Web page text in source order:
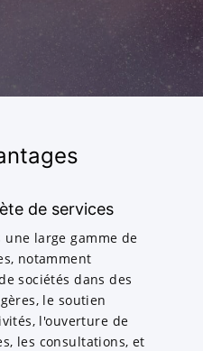
de services
large gamme de
notamment
sociétés dans des
le soutien
l'ouverture de
les consultations, et